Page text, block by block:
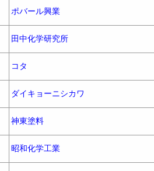
ポバール興業
田中化学研究所
コタ
ダイキョーニシカワ
神東塗料
昭和化学工業